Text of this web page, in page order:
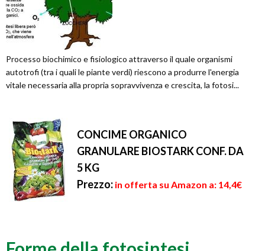
Processo biochimico e fisiologico attraverso il quale organismi
autotrofi (tra i quali le piante verdi) riescono a produrre l'energia
vitale necessaria alla propria sopravvivenza e crescita, la fotosi...
CONCIME ORGANICO
GRANULARE BIOSTARK CONF. DA
5 KG
Prezzo: in offerta su Amazon a: 14,4€